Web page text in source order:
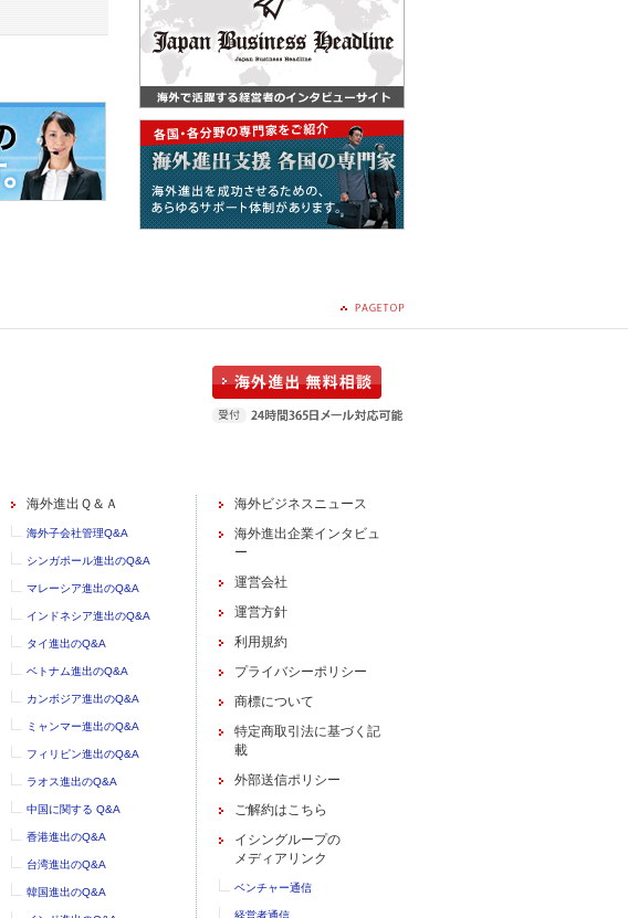
海外進出Ｑ＆Ａ
海外子会社管理Q&A
シンガポール進出のQ&A
マレーシア進出のQ&A
インドネシア進出のQ&A
タイ進出のQ&A
ベトナム進出のQ&A
カンボジア進出のQ&A
ミャンマー進出のQ&A
フィリピン進出のQ&A
ラオス進出のQ&A
中国に関する Q&A
香港進出のQ&A
台湾進出のQ&A
韓国進出のQ&A
海外ビジネスニュース
海外進出企業インタビュ
ー
運営会社
運営方針
利用規約
プライバシーポリシー
商標について
特定商取引法に基づく記
載
外部送信ポリシー
ご解約はこちら
イシングループの
メディアリンク
ベンチャー通信
経営者通信